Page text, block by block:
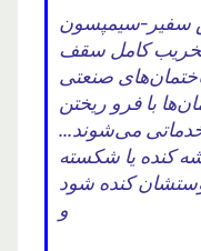
سفیر-سیمپسون
کامل سقف
صنعتی
با فرو ریختن
می‌شوند...
کنده یا شکسته
کنده شود
و